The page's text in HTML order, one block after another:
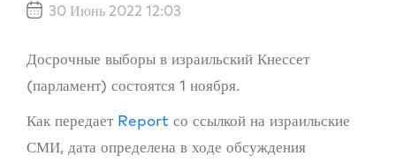
30 Июнь 2022 12:03
Досрочные выборы в израильский Кнессет
(парламент) состоятся 1 ноября.
Как передает Report со ссылкой на израильские
СМИ, дата определена в ходе обсуждения